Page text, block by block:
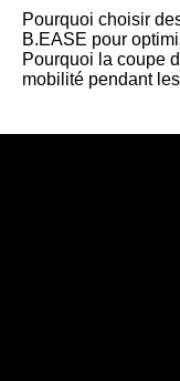
Pourquoi choisir
B.EASE pour
Pourquoi la coupe
mobilité pendant